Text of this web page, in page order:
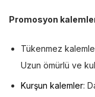
Promosyon
Tükenmez
Uzun ömürlü ve
Kurşun kalemler: